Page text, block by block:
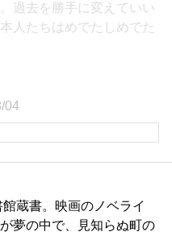
過去を勝手に変えていい
人たちはめでたしめでた
04
館蔵書。映画のノベライ
夢の中で、見知らぬ町の